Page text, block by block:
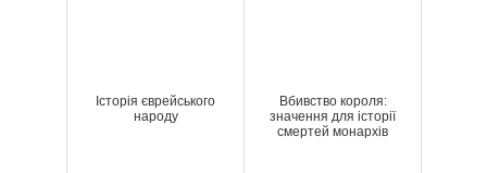
Історія єврейського
народу
Вбивство короля:
значення для історії
смертей монархів